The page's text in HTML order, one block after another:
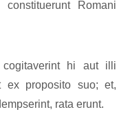
Romani
hi aut illi
ex proposito suo; et,
rata erunt.